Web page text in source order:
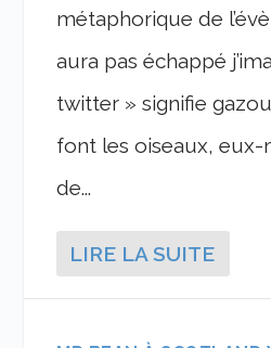
métaphorique de
aura pas échappé
twitter » signifie
font les oiseaux, eux-
de...
LIRE LA SUITE